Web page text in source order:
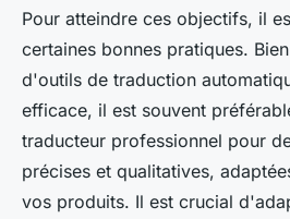
Pour atteindre ces objectifs, il
certaines bonnes pratiques.
d'outils de traduction
efficace, il est souvent
traducteur professionnel pour
précises et qualitatives,
vos produits. Il est crucial